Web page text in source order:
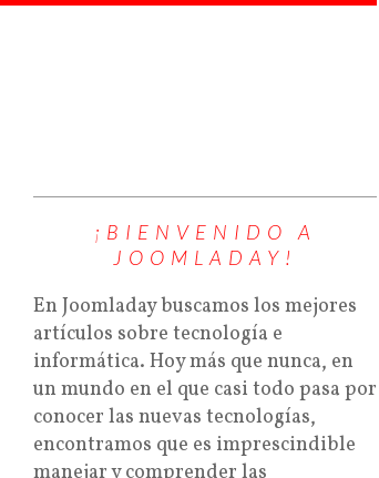
¡BIENVENIDO A
JOOMLADAY!
En Joomladay buscamos los mejores
artículos sobre tecnología e
informática. Hoy más que nunca, en
un mundo en el que casi todo pasa por
conocer las nuevas tecnologías,
encontramos que es imprescindible